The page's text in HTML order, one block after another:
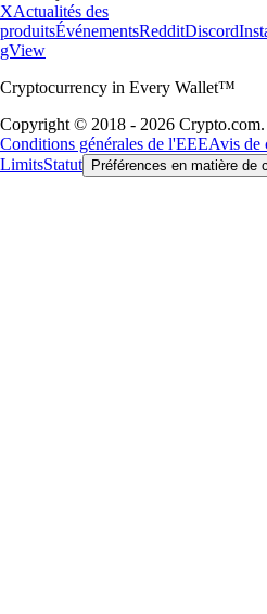
XActualités des
produitsÉvénementsRedditDiscord
gView
Cryptocurrency in Every Wallet™
Copyright © 2018 - 2026 Crypto.com.
Conditions générales de l'EEEAvis de
LimitsStatut Préférences en matière de